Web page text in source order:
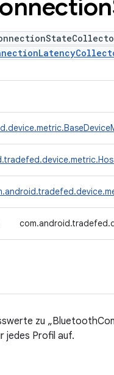
zu
jedes Profil auf.